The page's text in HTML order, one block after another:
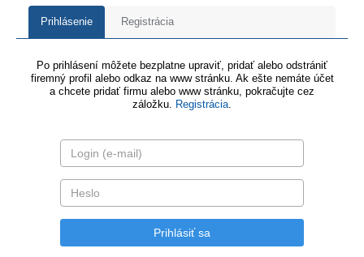
Prihlásenie Registrácia
Po prihlásení môžete bezplatne upraviť, pridať alebo odstrániť
firemný profil alebo odkaz na www stránku. Ak ešte nemáte účet
a chcete pridať firmu alebo www stránku, pokračujte cez
záložku. Registrácia.